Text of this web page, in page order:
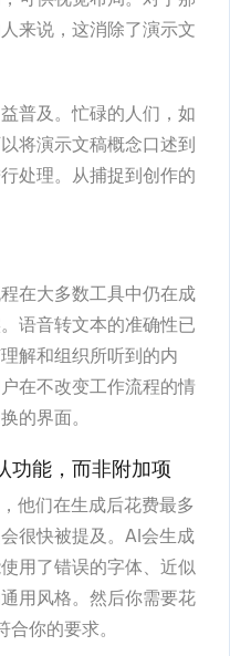
来说，这消除了演示文
普及。忙碌的人们，如
将演示文稿概念口述到
处理。从捕捉到创作的
在大多数工具中仍在成
语音转文本的准确性已
解和组织所听到的内
在不改变工作流程的情
的界面。
功能，而非附加项
他们在生成后花费最多
很快被提及。AI会生成
用了错误的字体、近似
用风格。然后你需要花
你的要求。